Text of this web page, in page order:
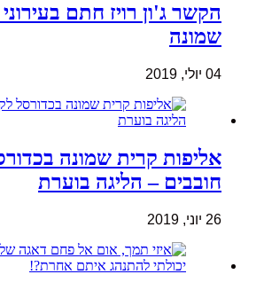
הקשר ג'ון רויז חתם
שמונה
04 יולי, 2019
אליפות קרית שמונה
חובבים – הליגה בוערת
26 יוני, 2019